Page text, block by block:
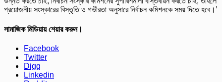
প্রয়োজনীয় সংস্কারের বিস্তৃতি ও গভীরতা অনুসারে নির্বাচন কমিশনকে সময় দিতে হবে।’
সামাজিক মিডিয়ায় শেয়ার করুন।
Facebook
Twitter
Digg
Linkedin